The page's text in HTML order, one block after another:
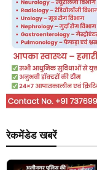
रेकमेंडेड खबरें